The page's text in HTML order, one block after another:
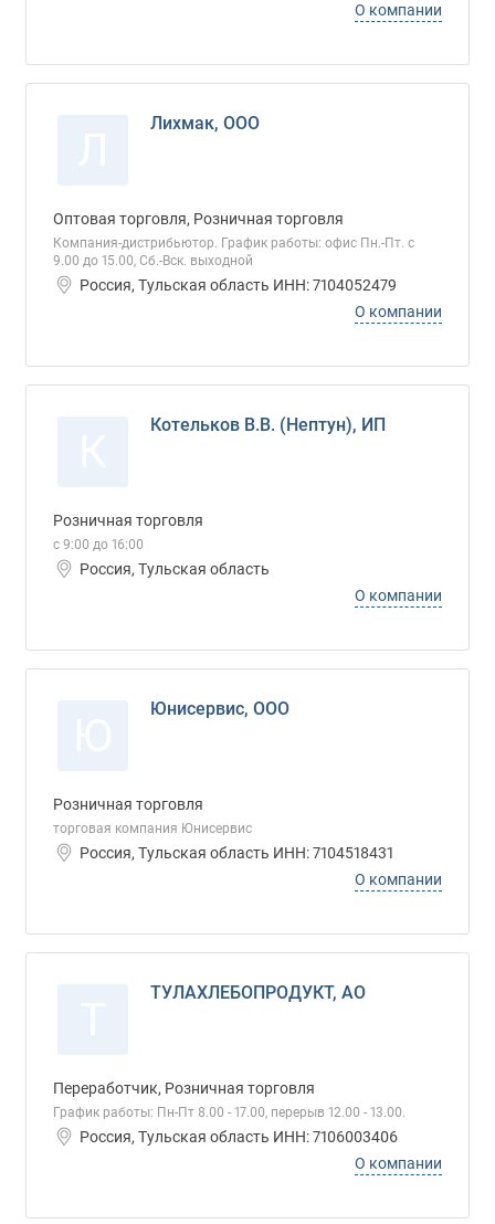
О компании
Лихмак, ООО
Оптовая торговля, Розничная торговля
Компания-дистрибьютор. График работы: офис Пн.-Пт. с
9.00 до 15.00, Сб.-Вск. выходной
Россия, Тульская область ИНН: 7104052479
О компании
Котельков В.В. (Нептун), ИП
Розничная торговля
с 9:00 до 16:00
Россия, Тульская область
О компании
Юнисервис, ООО
Розничная торговля
торговая компания Юнисервис
Россия, Тульская область ИНН: 7104518431
О компании
ТУЛАХЛЕБОПРОДУКТ, АО
Переработчик, Розничная торговля
График работы: Пн-Пт 8.00 - 17.00, перерыв 12.00 - 13.00.
Россия, Тульская область ИНН: 7106003406
О компании